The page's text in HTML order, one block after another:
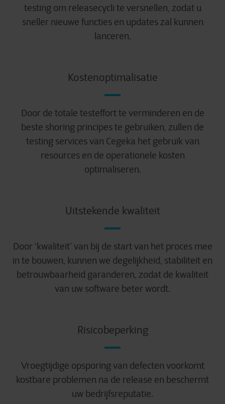
testing om releasecycli te versnellen, zodat u
sneller nieuwe functies en updates zal kunnen
lanceren.
Kostenoptimalisatie
Door de totale testeffort te verminderen en de
beste shoring principes te gebruiken, zullen de
testing services van Cegeka het gebruik van
resources en de operationele kosten
optimaliseren.
Uitstekende kwaliteit
Door ‘kwaliteit’ van bij de start van het proces mee
in te bouwen, kunnen we degelijkheid, stabiliteit en
betrouwbaarheid garanderen, zodat de kwaliteit
van uw software beter wordt.
Risicobeperking
Vroegtijdige opsporing van defecten voorkomt
kostbare problemen na de release en beschermt
uw bedrijfsreputatie.